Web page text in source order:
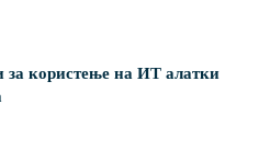
користење на ИТ алатки